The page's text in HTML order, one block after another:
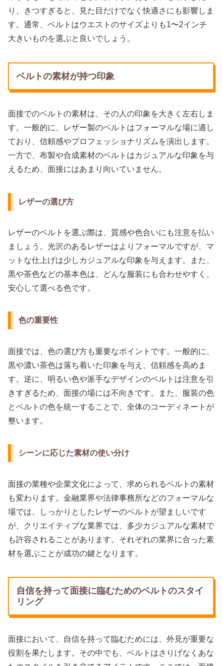
り、きつすぎると、見た目だけでなく快適さにも影響しま
す。通常、ベルトはウエストのサイズよりも1〜2インチ
大きいものを選ぶと良いでしょう。
ベルトの素材が持つ印象
面接でのベルトの素材は、その人の印象を大きく左右しま
す。一般的に、レザー製のベルトはフォーマルな場に適し
ており、信頼感やプロフェッショナリズムを演出します。
一方で、布製や合成素材のベルトはカジュアルな印象を与
えるため、面接にはあまり向いていません。
レザーの選び方
レザーのベルトを選ぶ際は、質感や色合いにも注意を払い
ましょう。光沢のあるレザーはよりフォーマルですが、マ
ットな仕上げは少しカジュアルな印象を与えます。また、
黒や茶色などの基本色は、どんな服装にも合わせやすく、
安心して選べる色です。
色の重要性
面接では、色の選び方も重要なポイントです。一般的に、
黒や濃い茶色は落ち着いた印象を与え、信頼感を高めま
す。逆に、明るい色や派手なデザインのベルトは注意を引
きすぎるため、面接の場には不向きです。また、服装の色
とベルトの色を統一することで、全体のコーディネートが
整います。
シーンに応じた素材の使い分け
面接の業種や企業文化によって、求められるベルトの素材
も変わります。金融業界や法律事務所などのフォーマルな
場では、しっかりとしたレザーのベルトが望ましいです
が、クリエイティブな業界では、多少カジュアルな素材で
も許容されることがあります。それぞれの業界に合った素
材を選ぶことが成功の鍵となります。
自信を持って面接に臨むためのベルトのスタイ
リング
面接において、自信を持って臨むためには、外見が重要な
役割を果たします。その中でも、ベルトはさりげなくあな